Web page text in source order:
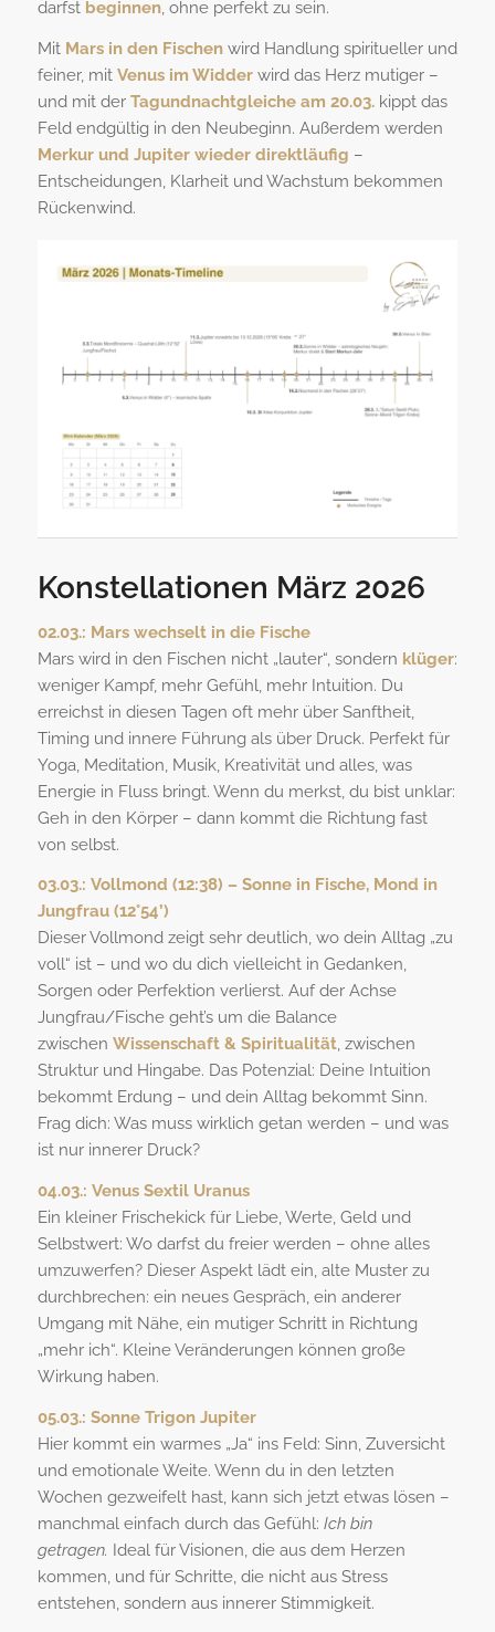
darfst beginnen, ohne perfekt zu sein.
Mit Mars in den Fischenwird Handlung spiritueller und
feiner, mit Venus im Widderwird das Herz mutiger –
und mit der Tagundnachtgleiche am 20.03.kippt das
Feld endgültig in den Neubeginn. Außerdem werden
Merkur und Jupiter wieder direktläufig –
Entscheidungen, Klarheit und Wachstum bekommen
Rückenwind.
Konstellationen März 2026
02.03.: Mars wechselt in die Fische
Mars wird in den Fischen nicht „lauter“, sondern klüger:
weniger Kampf, mehr Gefühl, mehr Intuition. Du
erreichst in diesen Tagen oft mehr über Sanftheit,
Timing und innere Führung als über Druck. Perfekt für
Yoga, Meditation, Musik, Kreativität und alles, was
Energie in Fluss bringt. Wenn du merkst, du bist unklar:
Geh in den Körper – dann kommt die Richtung fast
von selbst.
03.03.: Vollmond (12:38) – Sonne in Fische, Mond in
Jungfrau (12°54’)
Dieser Vollmond zeigt sehr deutlich, wo dein Alltag „zu
voll“ ist – und wo du dich vielleicht in Gedanken,
Sorgen oder Perfektion verlierst. Auf der Achse
Jungfrau/Fische geht’s um die Balance
zwischen Wissenschaft & Spiritualität, zwischen
Struktur und Hingabe. Das Potenzial: Deine Intuition
bekommt Erdung – und dein Alltag bekommt Sinn.
Frag dich: Was muss wirklich getan werden – und was
ist nur innerer Druck?
04.03.: Venus Sextil Uranus
Ein kleiner Frischekick für Liebe, Werte, Geld und
Selbstwert: Wo darfst du freier werden – ohne alles
umzuwerfen? Dieser Aspekt lädt ein, alte Muster zu
durchbrechen: ein neues Gespräch, ein anderer
Umgang mit Nähe, ein mutiger Schritt in Richtung
„mehr ich“. Kleine Veränderungen können große
Wirkung haben.
05.03.: Sonne Trigon Jupiter
Hier kommt ein warmes „Ja“ ins Feld: Sinn, Zuversicht
und emotionale Weite. Wenn du in den letzten
Wochen gezweifelt hast, kann sich jetzt etwas lösen –
manchmal einfach durch das Gefühl: Ich bin
getragen. Ideal für Visionen, die aus dem Herzen
kommen, und für Schritte, die nicht aus Stress
entstehen, sondern aus innerer Stimmigkeit.